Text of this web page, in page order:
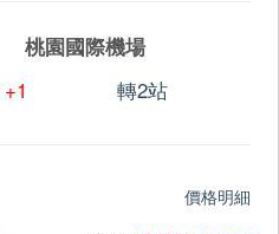
桃園國際機場
+1 轉2站
價格明細